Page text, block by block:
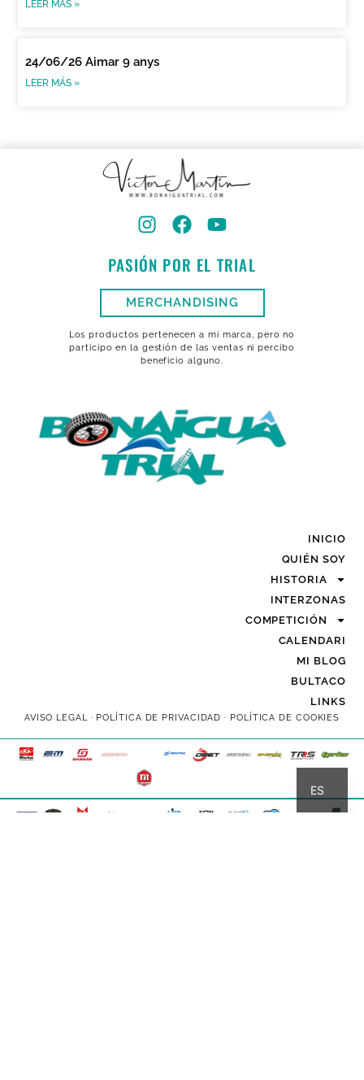
LEER MÁS »
24/06/26 Aimar 9 anys
LEER MÁS »
PASIÓN POR EL TRIAL
MERCHANDISING
Los productos pertenecen a mi marca, pero no
participo en la gestión de las ventas ni percibo
beneficio alguno.
INICIO
QUIÉN SOY
HISTORIA
INTERZONAS
COMPETICIÓN
CALENDARI
MI BLOG
BULTACO
LINKS
AVISO LEGAL· POLÍTICA DE PRIVACIDAD · POLÍTICA DE COOKIES
ES
CA